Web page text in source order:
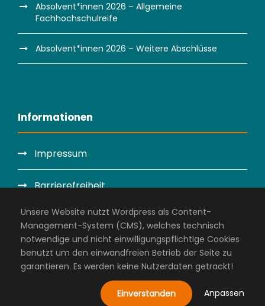
Absolvent*innen 2026 – Allgemeine
Fachhochschulreife
Absolvent*innen 2026 – Weitere Abschlüsse
Informationen
Impressum
Barrierefreiheit
Datenschutzerklärung
Administration
Unsere Website nutzt Wordpress als Content-
Management-System (CMS), welches technisch
notwendige und nicht einwilligungspflichtige Cookies
benutzt um den einwandfreien Betrieb der Seite zu
garantieren. Es werden keine Nutzerdaten getrackt!
Einverstanden Anpassen